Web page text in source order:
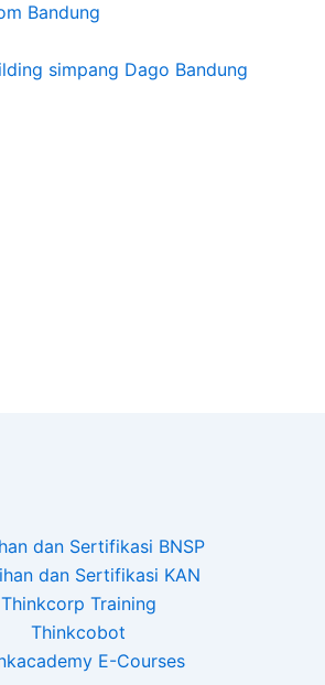
Bandung
simpang Dago Bandung
dan Sertifikasi BNSP
dan Sertifikasi KAN
Thinkcorp Training
Thinkcobot
E-Courses